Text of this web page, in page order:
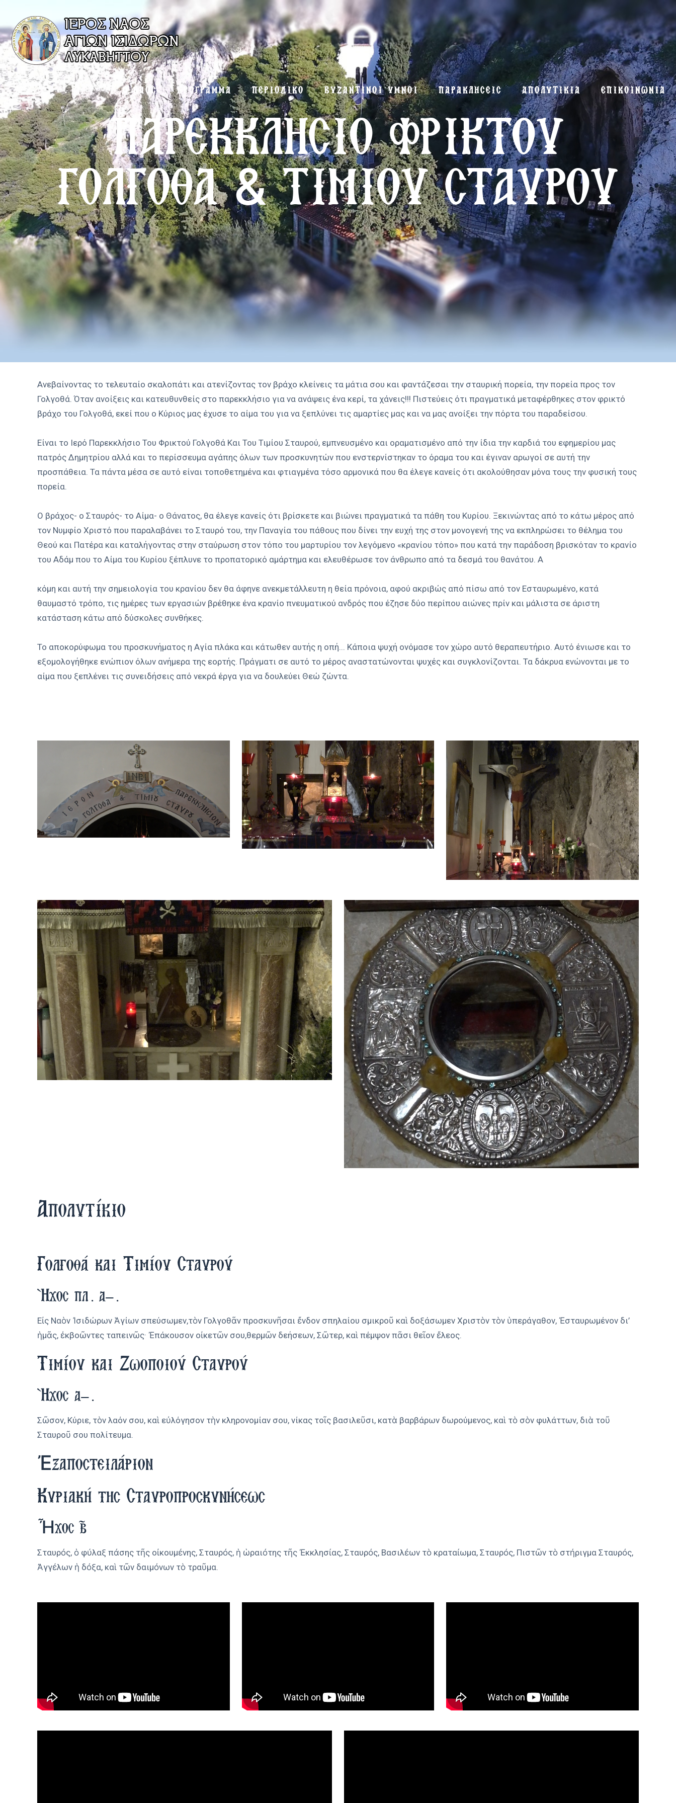
Ο ΝΑΟΣ ΠΡΟΓΡΑΜΜΑ ΠΕΡΙΟΔΙΚΟ ΒΥΖΑΝΤΙΝΟΙ ΥΜΝΟΙ ΠΑΡΑΚΛΗΣΕΙΣ ΑΠΟΛΥΤΙΚΙΑ ΕΠΙΚΟΙΝΩΝΙΑ
ΠΑΡΕΚΚΛΗΣΙΟ ΦΡΙΚΤΟΥ
ΓΟΛΓΟΘΑ & ΤΙΜΙΟΥ ΣΤΑΥΡΟΥ
Ανεβαίνοντας το τελευταίο σκαλοπάτι και ατενίζοντας τον βράχο κλείνεις τα μάτια σου και φαντάζεσαι την σταυρική πορεία, την πορεία προς τον
Γολγοθά. Όταν ανοίξεις και κατευθυνθείς στο παρεκκλήσιο για να ανάψεις ένα κερί, τα χάνεις!!! Πιστεύεις ότι πραγματικά μεταφέρθηκες στον φρικτό
βράχο του Γολγοθά, εκεί που ο Κύριος μας έχυσε το αίμα του για να ξεπλύνει τις αμαρτίες μας και να μας ανοίξει την πόρτα του παραδείσου.
Είναι το Ιερό Παρεκκλήσιο Του Φρικτού Γολγοθά Και Του Τιμίου Σταυρού, εμπνευσμένο και οραματισμένο από την ίδια την καρδιά του εφημερίου μας
πατρός Δημητρίου αλλά και το περίσσευμα αγάπης όλων των προσκυνητών που ενστερνίστηκαν το όραμα του και έγιναν αρωγοί σε αυτή την
προσπάθεια. Τα πάντα μέσα σε αυτό είναι τοποθετημένα και φτιαγμένα τόσο αρμονικά που θα έλεγε κανείς ότι ακολούθησαν μόνα τους την φυσική τους
πορεία.
Ο βράχος- ο Σταυρός- το Αίμα- ο Θάνατος, θα έλεγε κανείς ότι βρίσκετε και βιώνει πραγματικά τα πάθη του Κυρίου. Ξεκινώντας από το κάτω μέρος από
τον Νυμφίο Χριστό που παραλαβάνει το Σταυρό του, την Παναγία του πάθους που δίνει την ευχή της στον μονογενή της να εκπληρώσει το θέλημα του
Θεού και Πατέρα και καταλήγοντας στην σταύρωση στον τόπο του μαρτυρίου τον λεγόμενο «κρανίου τόπο» που κατά την παράδοση βρισκόταν το κρανίο
του Αδάμ που το Αίμα του Κυρίου ξέπλυνε το προπατορικό αμάρτημα και ελευθέρωσε τον άνθρωπο από τα δεσμά του θανάτου. Α
κόμη και αυτή την σημειολογία του κρανίου δεν θα άφηνε ανεκμετάλλευτη η θεία πρόνοια, αφού ακριβώς από πίσω από τον Εσταυρωμένο, κατά
θαυμαστό τρόπο, τις ημέρες των εργασιών βρέθηκε ένα κρανίο πνευματικού ανδρός που έζησε δύο περίπου αιώνες πρίν και μάλιστα σε άριστη
κατάσταση κάτω από δύσκολες συνθήκες.
Το αποκορύφωμα του προσκυνήματος η Αγία πλάκα και κάτωθεν αυτής η οπή... Κάποια ψυχή ονόμασε τον χώρο αυτό θεραπευτήριο. Αυτό ένιωσε και το
εξομολογήθηκε ενώπιον όλων ανήμερα της εορτής. Πράγματι σε αυτό το μέρος αναστατώνονται ψυχές και συγκλονίζονται. Τα δάκρυα ενώνονται με το
αίμα που ξεπλένει τις συνειδήσεις από νεκρά έργα για να δουλεύει Θεώ ζώντα.
Απολυτίκιο
Γολγοθά και Τιμίου Σταυρού
Ήχος πλ. α’.
Εἰς Ναὸν Ἰσιδώρων Ἁγίων σπεύσωμεν,τὸν Γολγοθᾶν προσκυνῆσαι ἔνδον σπηλαίου σμικροῦ καὶ δοξάσωμεν Χριστὸν τὸν ὑπεράγαθον, Ἐσταυρωμένον δι’
ἡμᾶς, ἐκβοῶντες ταπεινῶς· Ἐπάκουσον οἰκετῶν σου,θερμῶν δεήσεων, Σῶτερ, καὶ πέμψον πᾶσι θεῖον ἔλεος.
Τιμίου και Ζωοποιού Σταυρού
Ήχος α’.
Σῶσον, Κύριε, τὸν λαόν σου, καὶ εὐλόγησον τὴν κληρονομίαν σου, νίκας τοῖς βασιλεῦσι, κατὰ βαρβάρων δωρούμενος, καὶ τὸ σὸν φυλάττων, διὰ τοῦ
Σταυροῦ σου πολίτευμα.
Ἐξαποστειλάριον
Κυριακή της Σταυροπροσκυνήσεως
Ἦχος β'
Σταυρός, ὁ φύλαξ πάσης τῆς οἰκουμένης, Σταυρός, ἡ ὡραιότης τῆς Ἐκκλησίας, Σταυρός, Βασιλέων τὸ κραταίωμα, Σταυρός, Πιστῶν τὸ στήριγμα Σταυρός,
Ἀγγέλων ἡ δόξα, καὶ τῶν δαιμόνων τὸ τραῦμα.